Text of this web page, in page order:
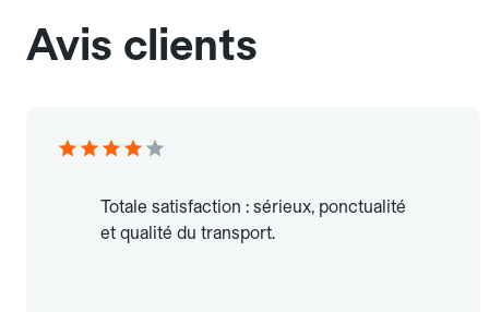
Avis clients
Totale satisfaction : sérieux, ponctualité
et qualité du transport.